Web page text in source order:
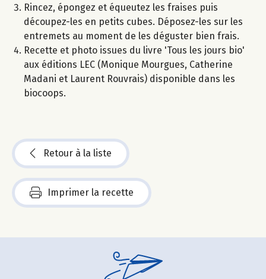
Rincez, épongez et équeutez les fraises puis
découpez-les en petits cubes. Déposez-les sur les
entremets au moment de les déguster bien frais.
Recette et photo issues du livre 'Tous les jours bio'
aux éditions LEC (Monique Mourgues, Catherine
Madani et Laurent Rouvrais) disponible dans les
biocoops.
Retour à la liste
Imprimer la recette